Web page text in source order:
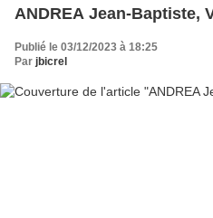
ANDREA Jean-Baptiste,
Publié le 03/12/2023 à 18:25
Par jbicrel